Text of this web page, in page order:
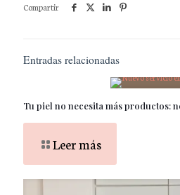
Compartir
Entradas relacionadas
Tu piel no necesita más productos:
Leer más